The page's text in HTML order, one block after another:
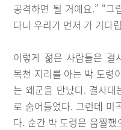
공격하면 될 거예요.” “그
다니 우리가 먼저 가 기다
이렇게 젊은 사람들은 결
목천 지리를 아는 박 도령
는 왜군을 만났다. 결사대
로 숨어들었다. 그런데 미
다. 순간 박 도령은 움찔